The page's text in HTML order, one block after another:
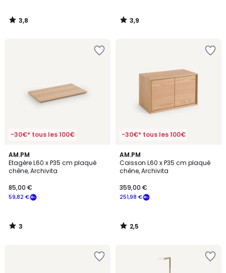
3,8
/
3,9
/
-30€* tous les 100€
AM.PM
Etagère L60 x P35 cm plaqué
chêne, Archivita
59,82 €
85,00 €
3
/
5
3
/
-30€* tous les 100€
AM.PM
Caisson L60 x P35 cm plaqué
chêne, Archivita
251,98 €
359,00 €
2,5
/ 5
2,5
/